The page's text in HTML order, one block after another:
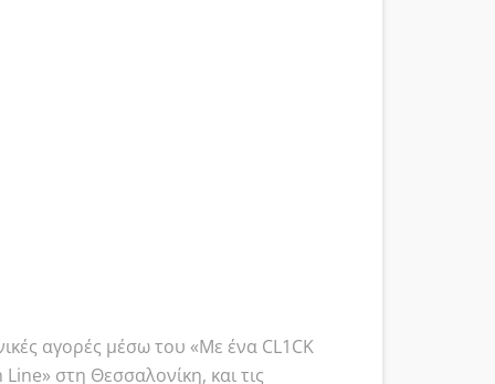
αγορές μέσω του «Με ένα CL1CK
στη Θεσσαλονίκη, και τις